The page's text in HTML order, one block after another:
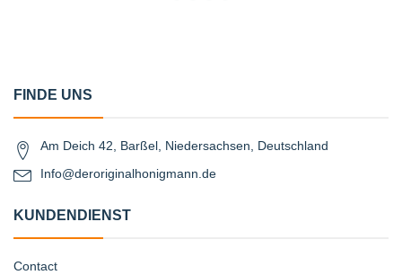
FINDE UNS
Am Deich 42, Barßel, Niedersachsen, Deutschland
Info@deroriginalhonigmann.de
KUNDENDIENST
Contact